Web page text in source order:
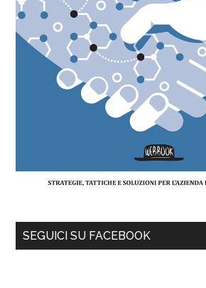
SEGUICI SU FACEBOOK